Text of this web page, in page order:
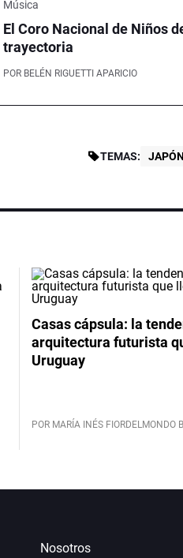
Música
El Coro Nacional de Niños
trayectoria
POR BELÉN RIGUETTI APARICIO
TEMAS: JAPÓN
Casas cápsula: la
arquitectura futurista
Uruguay
POR MARÍA INÉS FIORDELMONDO
Nosotros